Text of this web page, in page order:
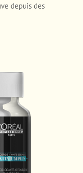
depuis des